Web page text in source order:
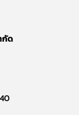
กัด